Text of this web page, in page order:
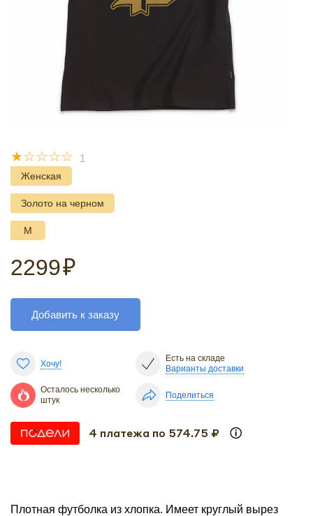
☆
☆
☆
☆
☆ 1
Женская
Золото на черном
M
2299₽
Добавить к заказу
Хочу!
Есть на складе
Варианты доставки
Осталось несколько
штук
Поделиться
4 платежа по 574.75 ₽
Плотная футболка из хлопка. Имеет круглый вырез